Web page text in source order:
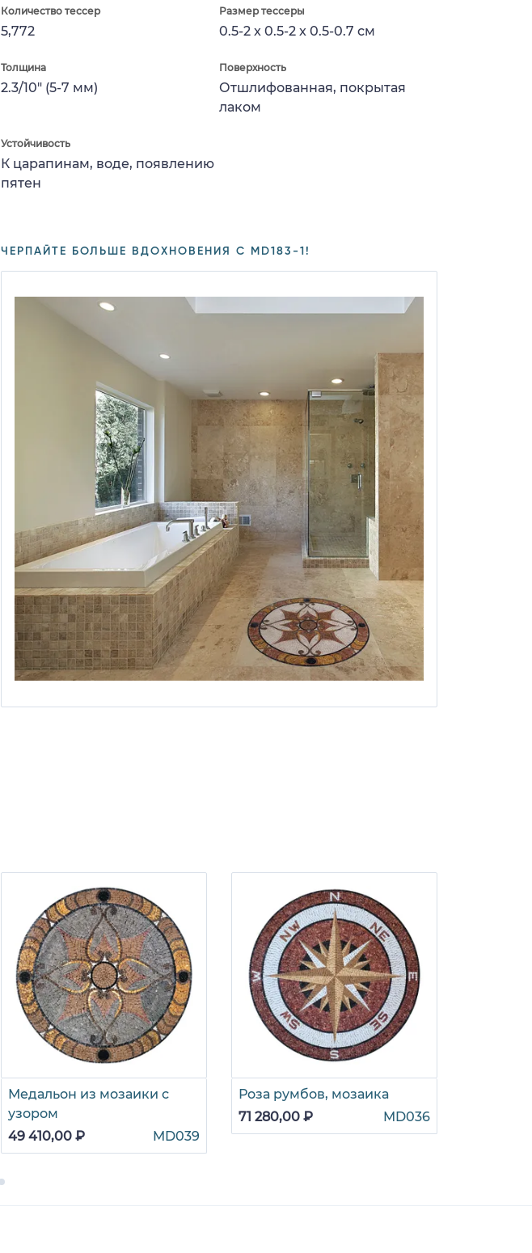
Количество тессер
5,772
Размер тессеры
0.5-2 x 0.5-2 x 0.5-0.7 см
Толщина
2.3/10" (5-7 мм)
Поверхность
Отшлифованная, покрытая
лаком
Устойчивость
К царапинам, воде, появлению
пятен
ЧЕРПАЙТЕ БОЛЬШЕ ВДОХНОВЕНИЯ С MD183-1!
Медальон из мозаики с
узором
49 410,00 ₽
MD039
Роза румбов, мозаика
71 280,00 ₽
MD036